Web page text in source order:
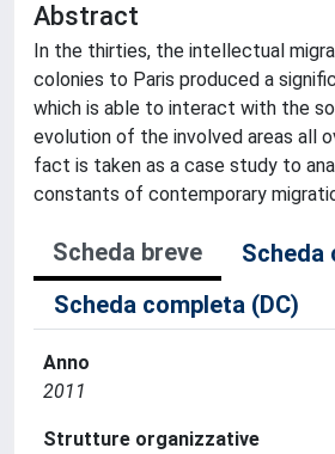
Abstract
In the thirties, the intellectual
colonies to Paris produced a
which is able to interact with the
evolution of the involved areas all
fact is taken as a case study to
constants of contemporary
Scheda breve
Scheda
Scheda completa (DC)
Anno
2011
Strutture organizzative